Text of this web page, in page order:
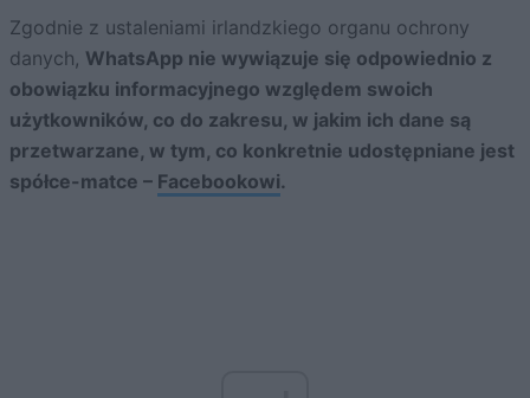
Zgodnie z ustaleniami irlandzkiego organu ochrony
danych, WhatsApp nie wywiązuje się odpowiednio z
obowiązku informacyjnego względem swoich
użytkowników, co do zakresu, w jakim ich dane są
przetwarzane, w tym, co konkretnie udostępniane jest
spółce-matce – Facebookowi.